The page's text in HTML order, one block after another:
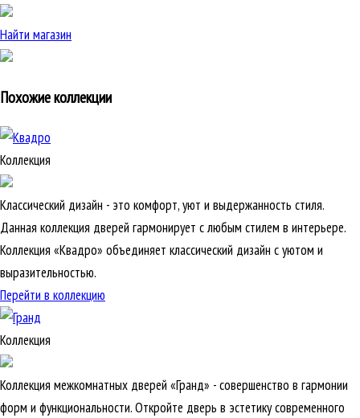
Найти магазин
Похожие коллекции
Коллекция
Классический дизайн - это комфорт, уют и выдержанность стиля.
Данная коллекция дверей гармонирует с любым стилем в интерьере.
Коллекция «Квадро» объединяет классический дизайн с уютом и
выразительностью.
Перейти в коллекцию
Коллекция
Коллекция межкомнатных дверей «Гранд» - совершенство в гармонии
форм и функциональности. Откройте дверь в эстетику современного